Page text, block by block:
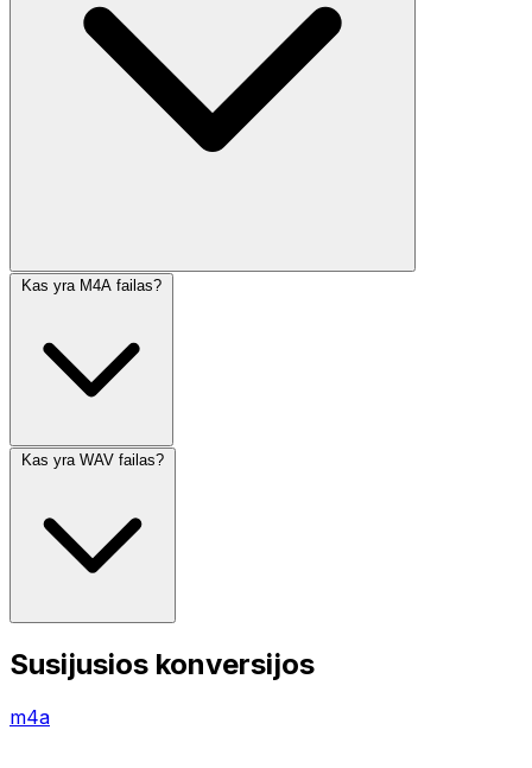
Kas yra M4A failas?
Kas yra WAV failas?
Susijusios konversijos
m4a